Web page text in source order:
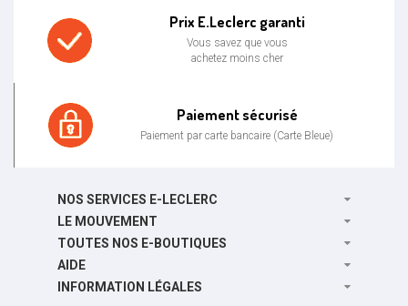
Prix E.Leclerc garanti
Vous savez que vous
achetez moins cher
Paiement sécurisé
Paiement par carte bancaire (Carte Bleue)
NOS SERVICES E-LECLERC
LE MOUVEMENT
TOUTES NOS E-BOUTIQUES
AIDE
INFORMATION LÉGALES